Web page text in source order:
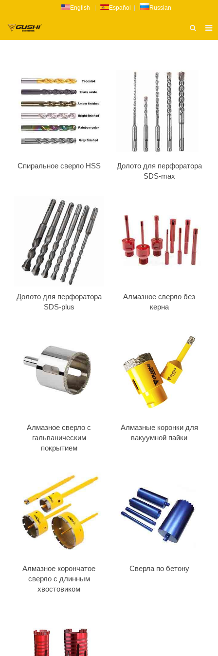
English Español Russian
НОВОСТИ
КАТАЛОГ
РАССЛЕДОВАНИЕ
СВЯЗАТЬСЯ С НАМИ
Спиральное сверло HSS
Долото для перфоратора
SDS-max
Долото для перфоратора
SDS-plus
Алмазное сверло без
керна
Алмазное сверло с
гальваническим
покрытием
Алмазные коронки для
вакуумной пайки
Алмазное корончатое
сверло с длинным
хвостовиком
Сверла по бетону